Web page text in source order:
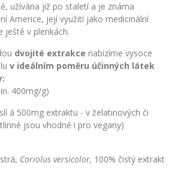
užívána již po staletí a je známa
Americe, její využití jako medicinální
ještě v plenkách.
dvojité extrakce nabízíme vysoce
v ideálním poměru účinných látek
400mg/g)
á 500mg extraktu - v želatinových či
jsou vhodné i pro vegany)
Coriolus versicolor, 100% čistý extrakt